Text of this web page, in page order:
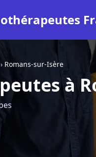
› Romans-sur-Isère
à